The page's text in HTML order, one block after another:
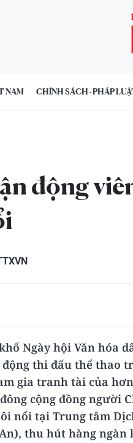
NAM CHÍNH SÁCH - PHÁP
động
Ngày hội Văn hóa
động thi đấu thể thao
gia tranh tài của
cộng đồng người
nổi tại Trung tâm
thu hút hàng